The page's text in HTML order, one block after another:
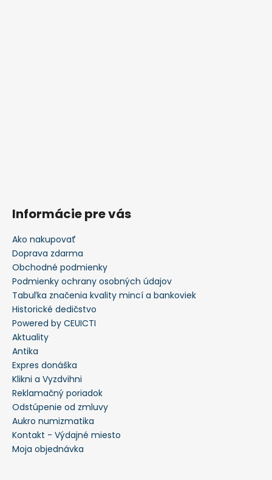
Informácie pre vás
Ako nakupovať
Doprava zdarma
Obchodné podmienky
Podmienky ochrany osobných údajov
Tabuľka značenia kvality mincí a bankoviek
Historické dedičstvo
Powered by CEUICTI
Aktuality
Antika
Expres donáška
Klikni a Vyzdvihni
Reklamačný poriadok
Odstúpenie od zmluvy
Aukro numizmatika
Kontakt - Výdajné miesto
Moja objednávka